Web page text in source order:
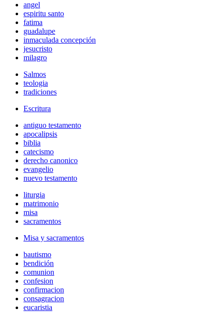
angel
espiritu santo
fatima
guadalupe
inmaculada concepción
jesucristo
milagro
Salmos
teologia
tradiciones
Escritura
antiguo testamento
apocalipsis
biblia
catecismo
derecho canonico
evangelio
nuevo testamento
liturgia
matrimonio
misa
sacramentos
Misa y sacramentos
bautismo
bendición
comunion
confesion
confirmacion
consagracion
eucaristia